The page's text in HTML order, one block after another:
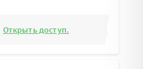
Открыть доступ.